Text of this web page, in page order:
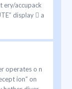
ery/accupack
display  a
operates o n
ion“ on